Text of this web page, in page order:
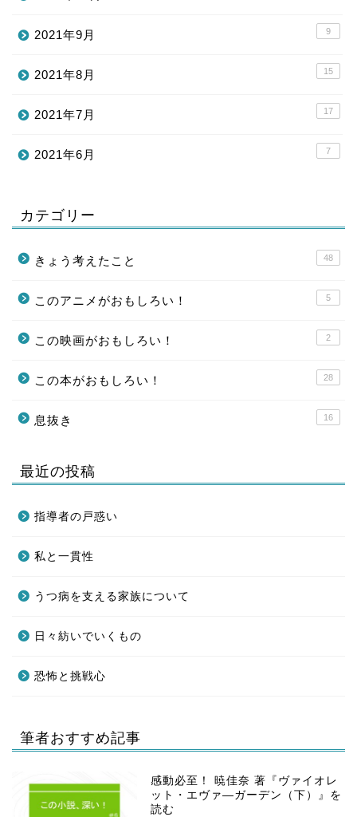
2021年9月 9
2021年8月 15
2021年7月 17
2021年6月 7
カテゴリー
きょう考えたこと 48
このアニメがおもしろい！ 5
この映画がおもしろい！ 2
この本がおもしろい！ 28
息抜き 16
最近の投稿
指導者の戸惑い
私と一貫性
うつ病を支える家族について
日々紡いでいくもの
恐怖と挑戦心
筆者おすすめ記事
感動必至！ 暁佳奈 著『ヴァイオレ
ット・エヴァ―ガーデン（下）』を
読む